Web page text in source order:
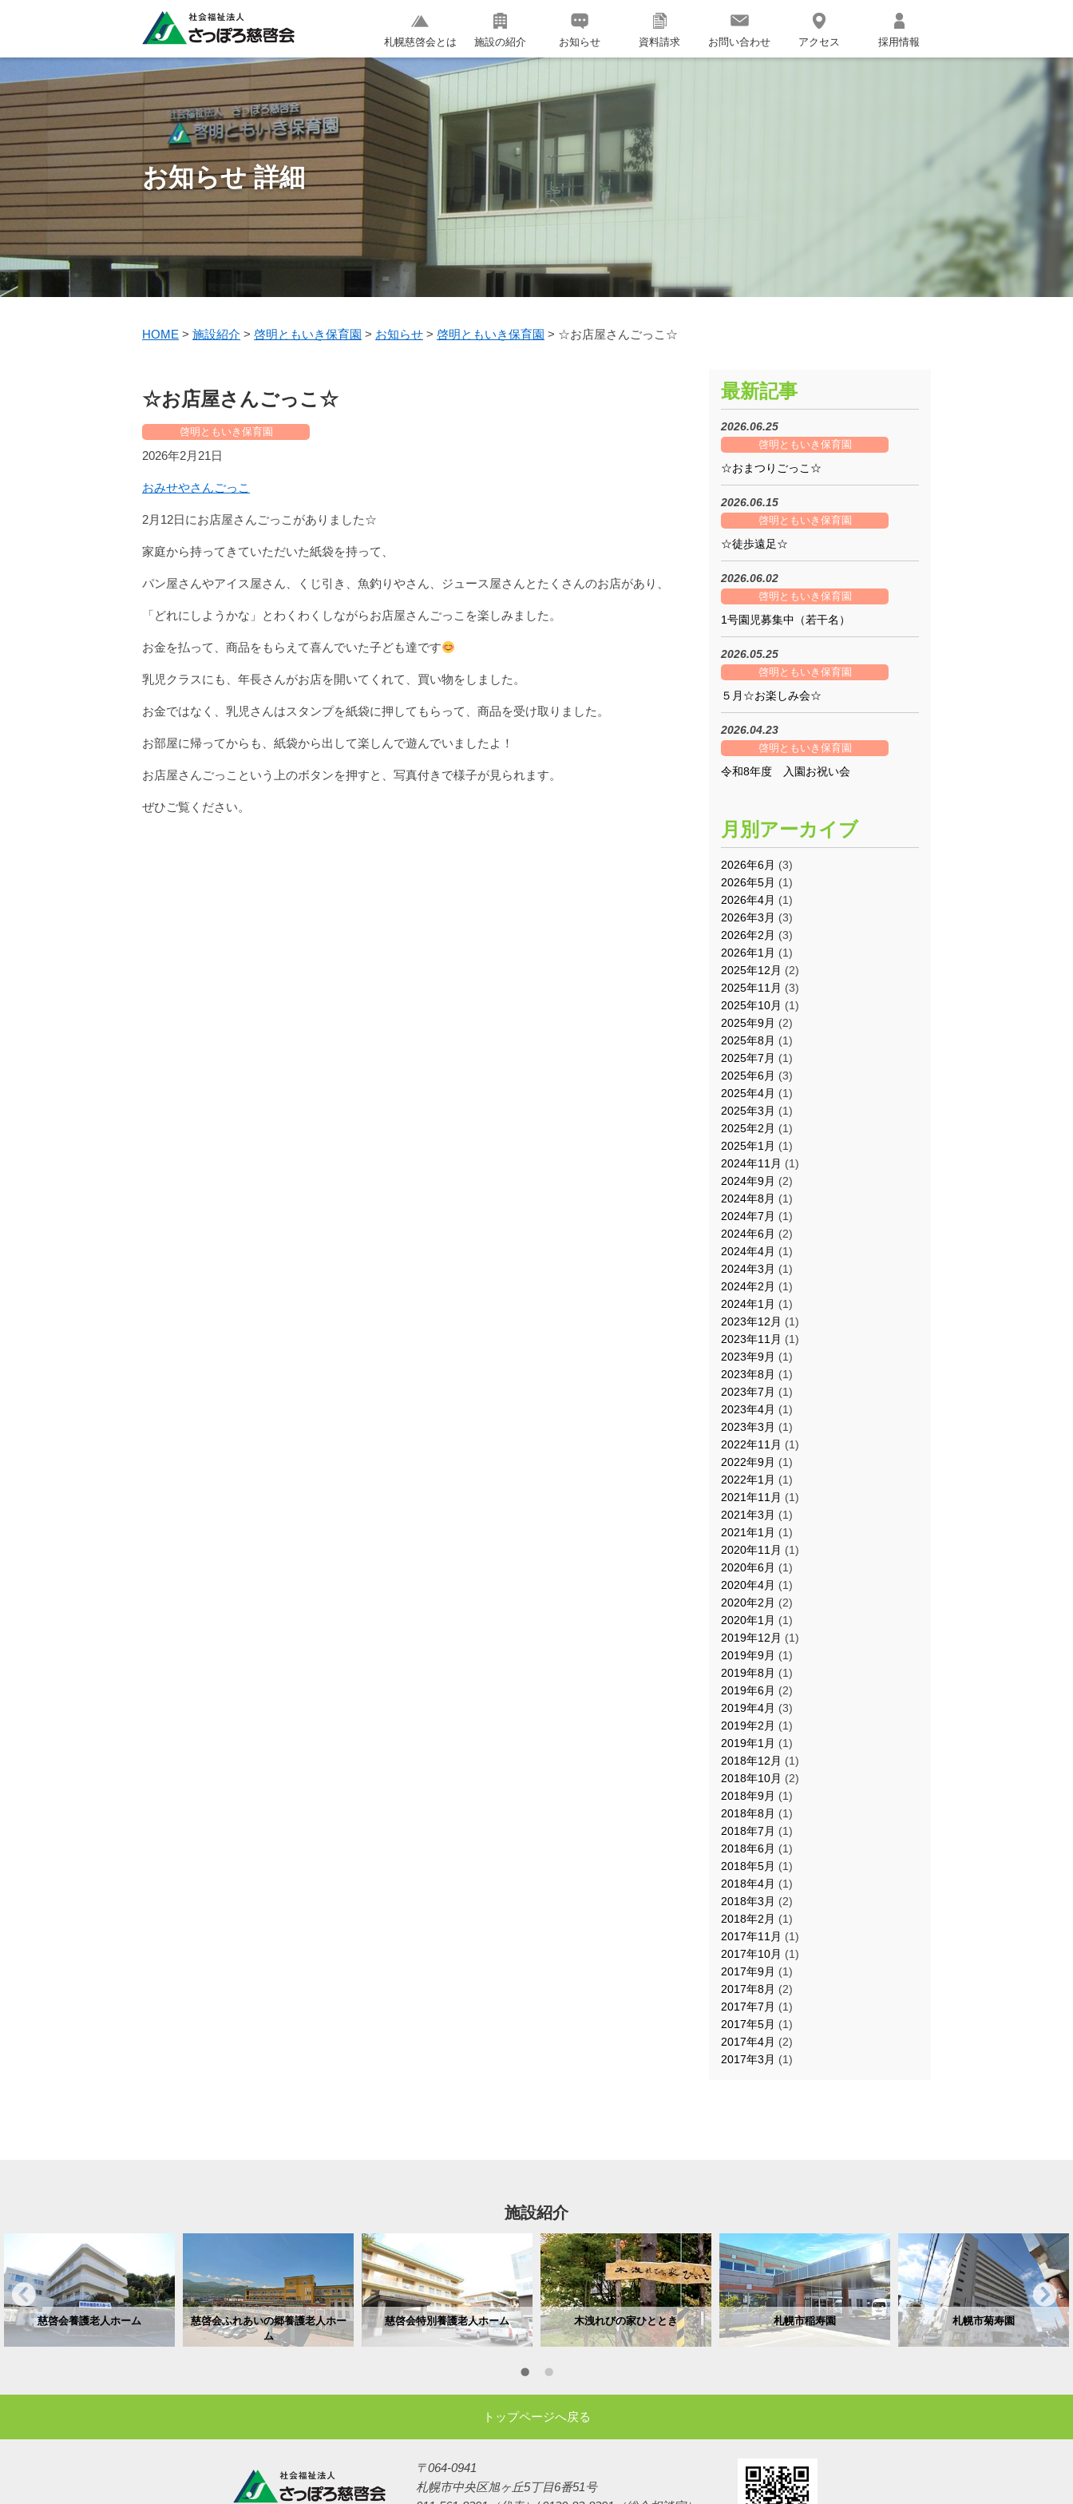
札幌慈啓会とは 施設の紹介 お知らせ 資料請求 お問い合わせ アクセス 採用情報
お知らせ 詳細
HOME > 施設紹介 > 啓明ともいき保育園 > お知らせ > 啓明ともいき保育園 > ☆お店屋さんごっこ☆
☆お店屋さんごっこ☆
啓明ともいき保育園
2026年2月21日
おみせやさんごっこ
2月12日にお店屋さんごっこがありました☆
家庭から持ってきていただいた紙袋を持って、
パン屋さんやアイス屋さん、くじ引き、魚釣りやさん、ジュース屋さんとたくさんのお店があり、
「どれにしようかな」とわくわくしながらお店屋さんごっこを楽しみました。
お金を払って、商品をもらえて喜んでいた子ども達です
乳児クラスにも、年長さんがお店を開いてくれて、買い物をしました。
お金ではなく、乳児さんはスタンプを紙袋に押してもらって、商品を受け取りました。
お部屋に帰ってからも、紙袋から出して楽しんで遊んでいましたよ！
お店屋さんごっこという上のボタンを押すと、写真付きで様子が見られます。
ぜひご覧ください。
最新記事
2026.06.25
啓明ともいき保育園
☆おまつりごっこ☆
2026.06.15
啓明ともいき保育園
☆徒歩遠足☆
2026.06.02
啓明ともいき保育園
1号園児募集中（若干名）
2026.05.25
啓明ともいき保育園
５月☆お楽しみ会☆
2026.04.23
啓明ともいき保育園
令和8年度 入園お祝い会
月別アーカイブ
2026年6月 (3)
2026年5月 (1)
2026年4月 (1)
2026年3月 (3)
2026年2月 (3)
2026年1月 (1)
2025年12月 (2)
2025年11月 (3)
2025年10月 (1)
2025年9月 (2)
2025年8月 (1)
2025年7月 (1)
2025年6月 (3)
2025年4月 (1)
2025年3月 (1)
2025年2月 (1)
2025年1月 (1)
2024年11月 (1)
2024年9月 (2)
2024年8月 (1)
2024年7月 (1)
2024年6月 (2)
2024年4月 (1)
2024年3月 (1)
2024年2月 (1)
2024年1月 (1)
2023年12月 (1)
2023年11月 (1)
2023年9月 (1)
2023年8月 (1)
2023年7月 (1)
2023年4月 (1)
2023年3月 (1)
2022年11月 (1)
2022年9月 (1)
2022年1月 (1)
2021年11月 (1)
2021年3月 (1)
2021年1月 (1)
2020年11月 (1)
2020年6月 (1)
2020年4月 (1)
2020年2月 (2)
2020年1月 (1)
2019年12月 (1)
2019年9月 (1)
2019年8月 (1)
2019年6月 (2)
2019年4月 (3)
2019年2月 (1)
2019年1月 (1)
2018年12月 (1)
2018年10月 (2)
2018年9月 (1)
2018年8月 (1)
2018年7月 (1)
2018年6月 (1)
2018年5月 (1)
2018年4月 (1)
2018年3月 (2)
2018年2月 (1)
2017年11月 (1)
2017年10月 (1)
2017年9月 (1)
2017年8月 (2)
2017年7月 (1)
2017年5月 (1)
2017年4月 (2)
2017年3月 (1)
施設紹介
慈啓会養護老人ホーム
慈啓会ふれあいの郷養護老人ホー
ム
慈啓会特別養護老人ホーム 木洩れびの家ひととき 札幌市稲寿園 札幌市菊寿園
トップページへ戻る
〒064-0941
札幌市中央区旭ヶ丘5丁目6番51号